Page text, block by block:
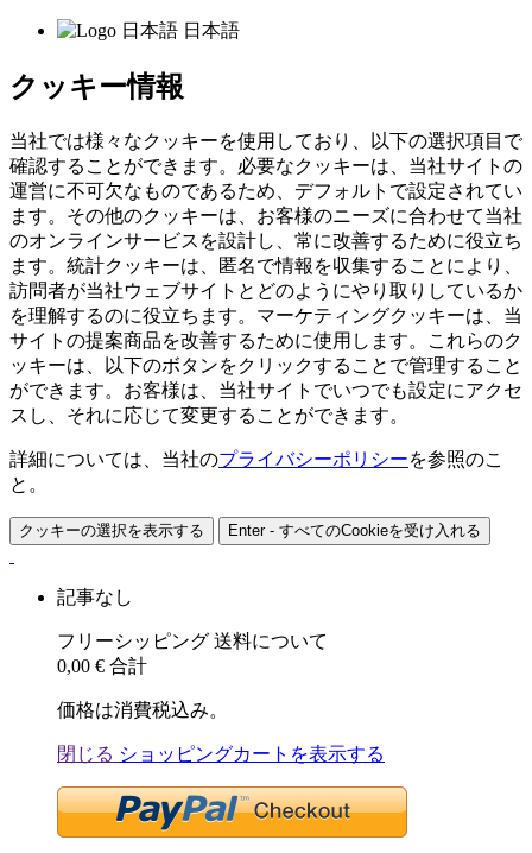
日本語
クッキー情報
当社では様々なクッキーを使用しており、以下の選択項目で
確認することができます。必要なクッキーは、当社サイトの
運営に不可欠なものであるため、デフォルトで設定されてい
ます。その他のクッキーは、お客様のニーズに合わせて当社
のオンラインサービスを設計し、常に改善するために役立ち
ます。統計クッキーは、匿名で情報を収集することにより、
訪問者が当社ウェブサイトとどのようにやり取りしているか
を理解するのに役立ちます。マーケティングクッキーは、当
サイトの提案商品を改善するために使用します。これらのク
ッキーは、以下のボタンをクリックすることで管理すること
ができます。お客様は、当社サイトでいつでも設定にアクセ
スし、それに応じて変更することができます。
詳細については、当社のプライバシーポリシーを参照のこ
と。
クッキーの選択を表示する Enter - すべてのCookieを受け入れる
記事なし
フリーシッピング 送料について
0,00 € 合計
価格は消費税込み。
閉じる ショッピングカートを表示する